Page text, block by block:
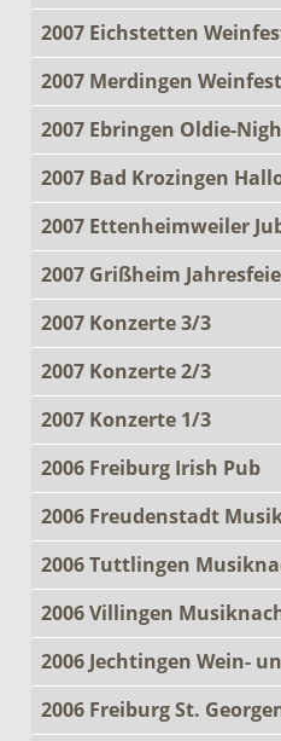
2007 Eichstetten
2007 Merdingen Weinfest
2007 Ebringen Oldie-
2007 Bad Krozingen
2007 Ettenheimweiler
2007 Grißheim
2007 Konzerte 3/3
2007 Konzerte 2/3
2007 Konzerte 1/3
2006 Freiburg Irish Pub
2006 Freudenstadt
2006 Tuttlingen
2006 Villingen
2006 Jechtingen Wein-
2006 Freiburg St.